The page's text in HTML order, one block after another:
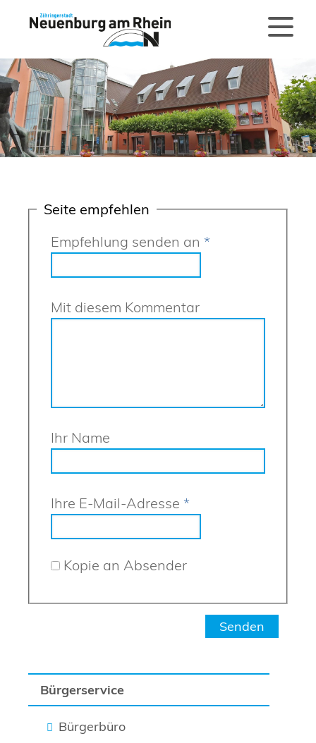
Bürgerservice
Bürgerbüro
Seite empfehlen
Empfehlung senden an *
Mit diesem Kommentar
Ihr Name
Ihre E-Mail-Adresse *
Kopie an Absender